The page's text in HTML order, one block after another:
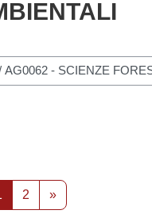
Pagina 1
2Pagina 2
»Pagina